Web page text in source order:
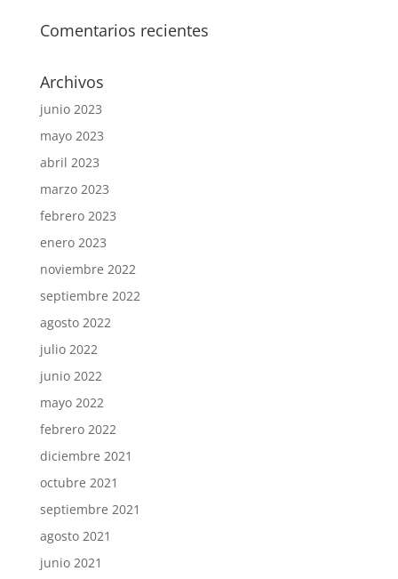
Comentarios recientes
Archivos
junio 2023
mayo 2023
abril 2023
marzo 2023
febrero 2023
enero 2023
noviembre 2022
septiembre 2022
agosto 2022
julio 2022
junio 2022
mayo 2022
febrero 2022
diciembre 2021
octubre 2021
septiembre 2021
agosto 2021
junio 2021